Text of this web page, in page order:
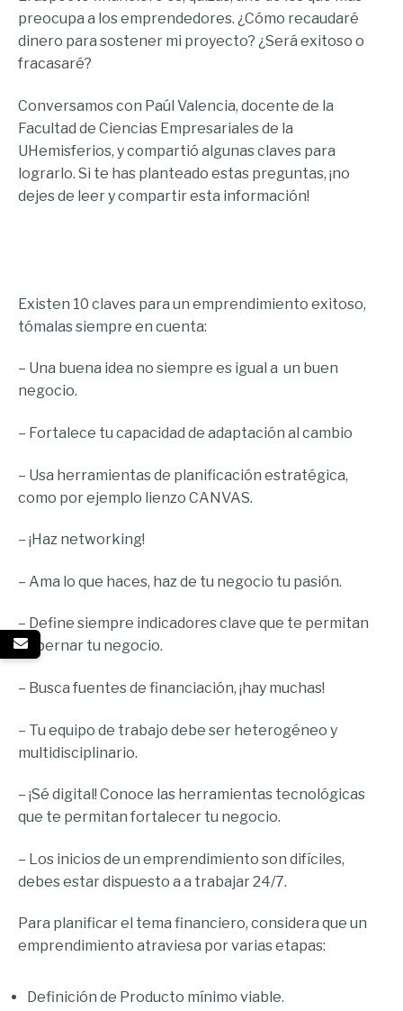
preocupa a los emprendedores. ¿Cómo recaudaré
dinero para sostener mi proyecto? ¿Será exitoso o
fracasaré?
Conversamos con Paúl Valencia, docente de la
Facultad de Ciencias Empresariales de la
UHemisferios, y compartió algunas claves para
lograrlo. Si te has planteado estas preguntas, ¡no
dejes de leer y compartir esta información!
Existen 10 claves para un emprendimiento exitoso,
tómalas siempre en cuenta:
– Una buena idea no siempre es igual a un buen
negocio.
– Fortalece tu capacidad de adaptación al cambio
– Usa herramientas de planificación estratégica,
como por ejemplo lienzo CANVAS.
– ¡Haz networking!
– Ama lo que haces, haz de tu negocio tu pasión.
– Define siempre indicadores clave que te permitan
gobernar tu negocio.
– Busca fuentes de financiación, ¡hay muchas!
– Tu equipo de trabajo debe ser heterogéneo y
multidisciplinario.
– ¡Sé digital! Conoce las herramientas tecnológicas
que te permitan fortalecer tu negocio.
– Los inicios de un emprendimiento son difíciles,
debes estar dispuesto a a trabajar 24/7.
Para planificar el tema financiero, considera que un
emprendimiento atraviesa por varias etapas:
Definición de Producto mínimo viable.